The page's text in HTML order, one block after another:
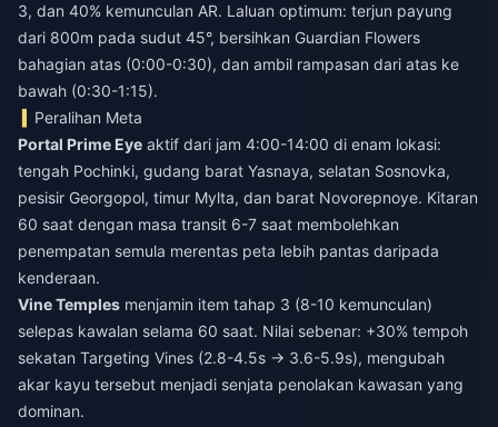
3, dan 40% kemunculan AR. Laluan optimum: terjun payung
dari 800m pada sudut 45°, bersihkan Guardian Flowers
bahagian atas (0:00-0:30), dan ambil rampasan dari atas ke
bawah (0:30-1:15).
Peralihan Meta
Portal Prime Eye aktif dari jam 4:00-14:00 di enam lokasi:
tengah Pochinki, gudang barat Yasnaya, selatan Sosnovka,
pesisir Georgopol, timur Mylta, dan barat Novorepnoye. Kitaran
60 saat dengan masa transit 6-7 saat membolehkan
penempatan semula merentas peta lebih pantas daripada
kenderaan.
Vine Temples menjamin item tahap 3 (8-10 kemunculan)
selepas kawalan selama 60 saat. Nilai sebenar: +30% tempoh
sekatan Targeting Vines (2.8-4.5s → 3.6-5.9s), mengubah
akar kayu tersebut menjadi senjata penolakan kawasan yang
dominan.